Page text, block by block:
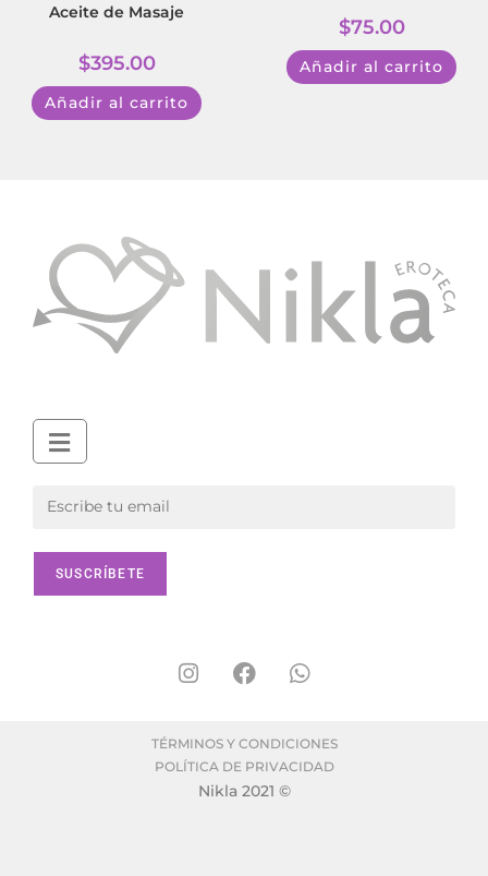
Aceite de Masaje
$395.00
Añadir al carrito
$75.00
Añadir al carrito
TÉRMINOS Y CONDICIONES
POLÍTICA DE PRIVACIDAD
Nikla 2021 ©